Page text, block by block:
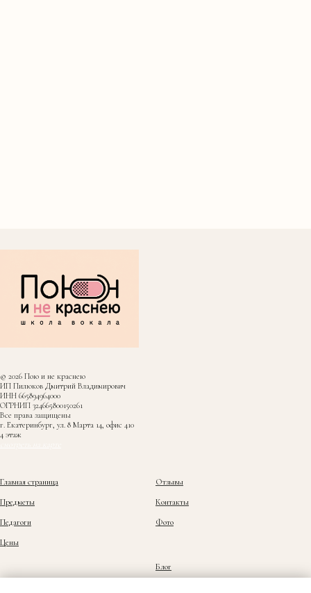
© 2026 Пою и не краснею
ИП Пилюков Дмитрий Владимирович
ИНН 665894964000
ОГРНИП 324665800150261
Все права защищены
г. Екатеринбург, ул. 8 Марта 14, офис 410
4 этаж
Главная страница
Предметы
Педагоги
Цены
Отзывы
Контакты
Фото
Блог